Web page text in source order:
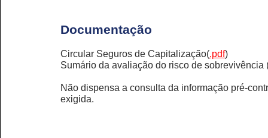
Documentação
Circular Seguros de Capitalização(.pdf)
Sumário da avaliação do risco de sobrevivência
Não dispensa a consulta da informação pré-
exigida.